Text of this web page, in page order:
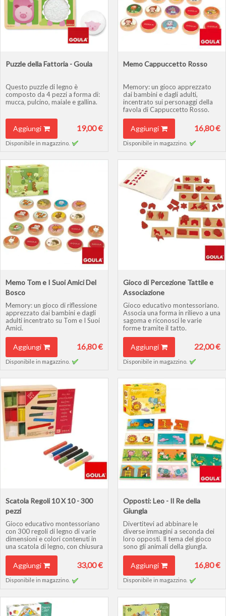
Puzzle della Fattoria - Goula
Questo puzzle di legno è
composto da 4 pezzi a forma di:
mucca, pulcino, maiale e gallina.
Aggiungi 19,00 €
Disponibile in magazzino.
Memo Cappuccetto Rosso
Memory: un gioco apprezzato
dai bambini e dagli adulti,
incentrato sui personaggi della
favola di Cappuccetto Rosso.
Aggiungi 16,80 €
Disponibile in magazzino.
Memo Tom e I Suoi Amici Del
Bosco
Memory: un gioco di riflessione
apprezzato dai bambini e dagli
adulti incentrato su Tom e I Suoi
Amici.
Aggiungi 16,80 €
Disponibile in magazzino.
Gioco di Percezione Tattile e
Associazione
Gioco educativo montessoriano.
Associa una forma in rilievo a una
sagoma e riconosci le varie
forme tramite il tatto.
Aggiungi 22,00 €
Disponibile in magazzino.
Scatola Regoli 10 X 10 - 300
pezzi
Gioco educativo montessoriano
con 300 regoli di legno di varie
dimensioni e colori contenuti in
una scatola di legno, con chiusura
a incastro.
Aggiungi 33,00 €
Disponibile in magazzino.
Opposti: Leo - Il Re della
Giungla
Divertitevi ad abbinare le
diverse immagini a seconda dei
loro opposti. Il tema del gioco
sono gli animali della giungla.
Aggiungi 16,80 €
Disponibile in magazzino.